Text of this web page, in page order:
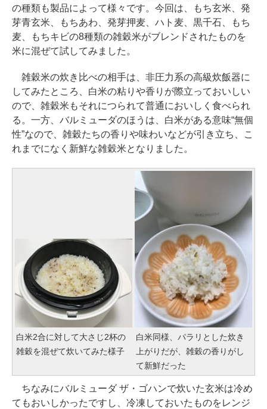
の種類も製品によって様々です。今回は、もち玄米、発
芽青玄米、もちあわ、発芽押麦、ハト麦、黒千石、もち
麦、もちキビの8種類の雑穀米がブレンドされたものを
米に混ぜて試してみました。
雑穀米の炊き比べの相手は、非圧力系の高級炊飯器に
してみたところ、白米の粘りや香りが際立っておいしい
ので、雑穀米もそれにつられて普通においしく食べられ
る。一方、バルミューダのほうは、白米がある意味“無個
性”なので、雑穀たちの香りや味わいなどが引き立ち、こ
れまでになく新鮮な雑穀米となりました。
白米2合に対して大さじ2杯の
雑穀を混ぜて炊いてみた様子
白米同様、パラリとした炊き
上がりだが、雑穀の香りがし
て新鮮だった
ちなみにバルミューダ ザ・ゴハンで炊いた玄米は冷め
てもおいしかったですし、冷凍しておいたものをレンジ